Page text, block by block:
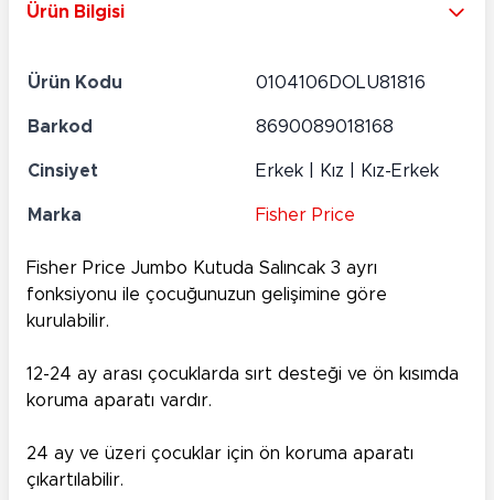
Ürün Bilgisi
Ürün Kodu 0104106DOLU81816
Barkod 8690089018168
Cinsiyet Erkek | Kız | Kız-Erkek
Marka Fisher Price
Fisher Price Jumbo Kutuda Salıncak 3 ayrı
fonksiyonu ile çocuğunuzun gelişimine göre
kurulabilir.
12-24 ay arası çocuklarda sırt desteği ve ön kısımda
koruma aparatı vardır.
24 ay ve üzeri çocuklar için ön koruma aparatı
çıkartılabilir.